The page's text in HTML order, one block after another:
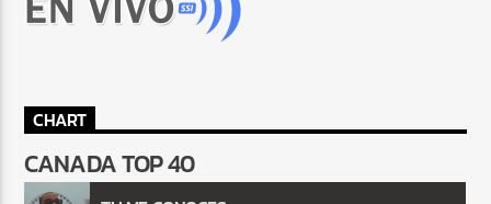
CHART
CANADA TOP 40